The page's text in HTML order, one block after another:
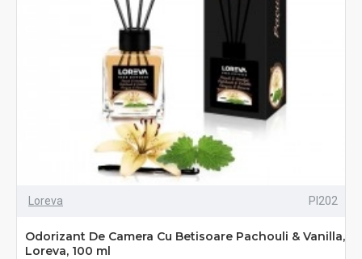
Loreva PI202
Odorizant De Camera Cu Betisoare Pachouli & Vanilla,
Loreva, 100 ml